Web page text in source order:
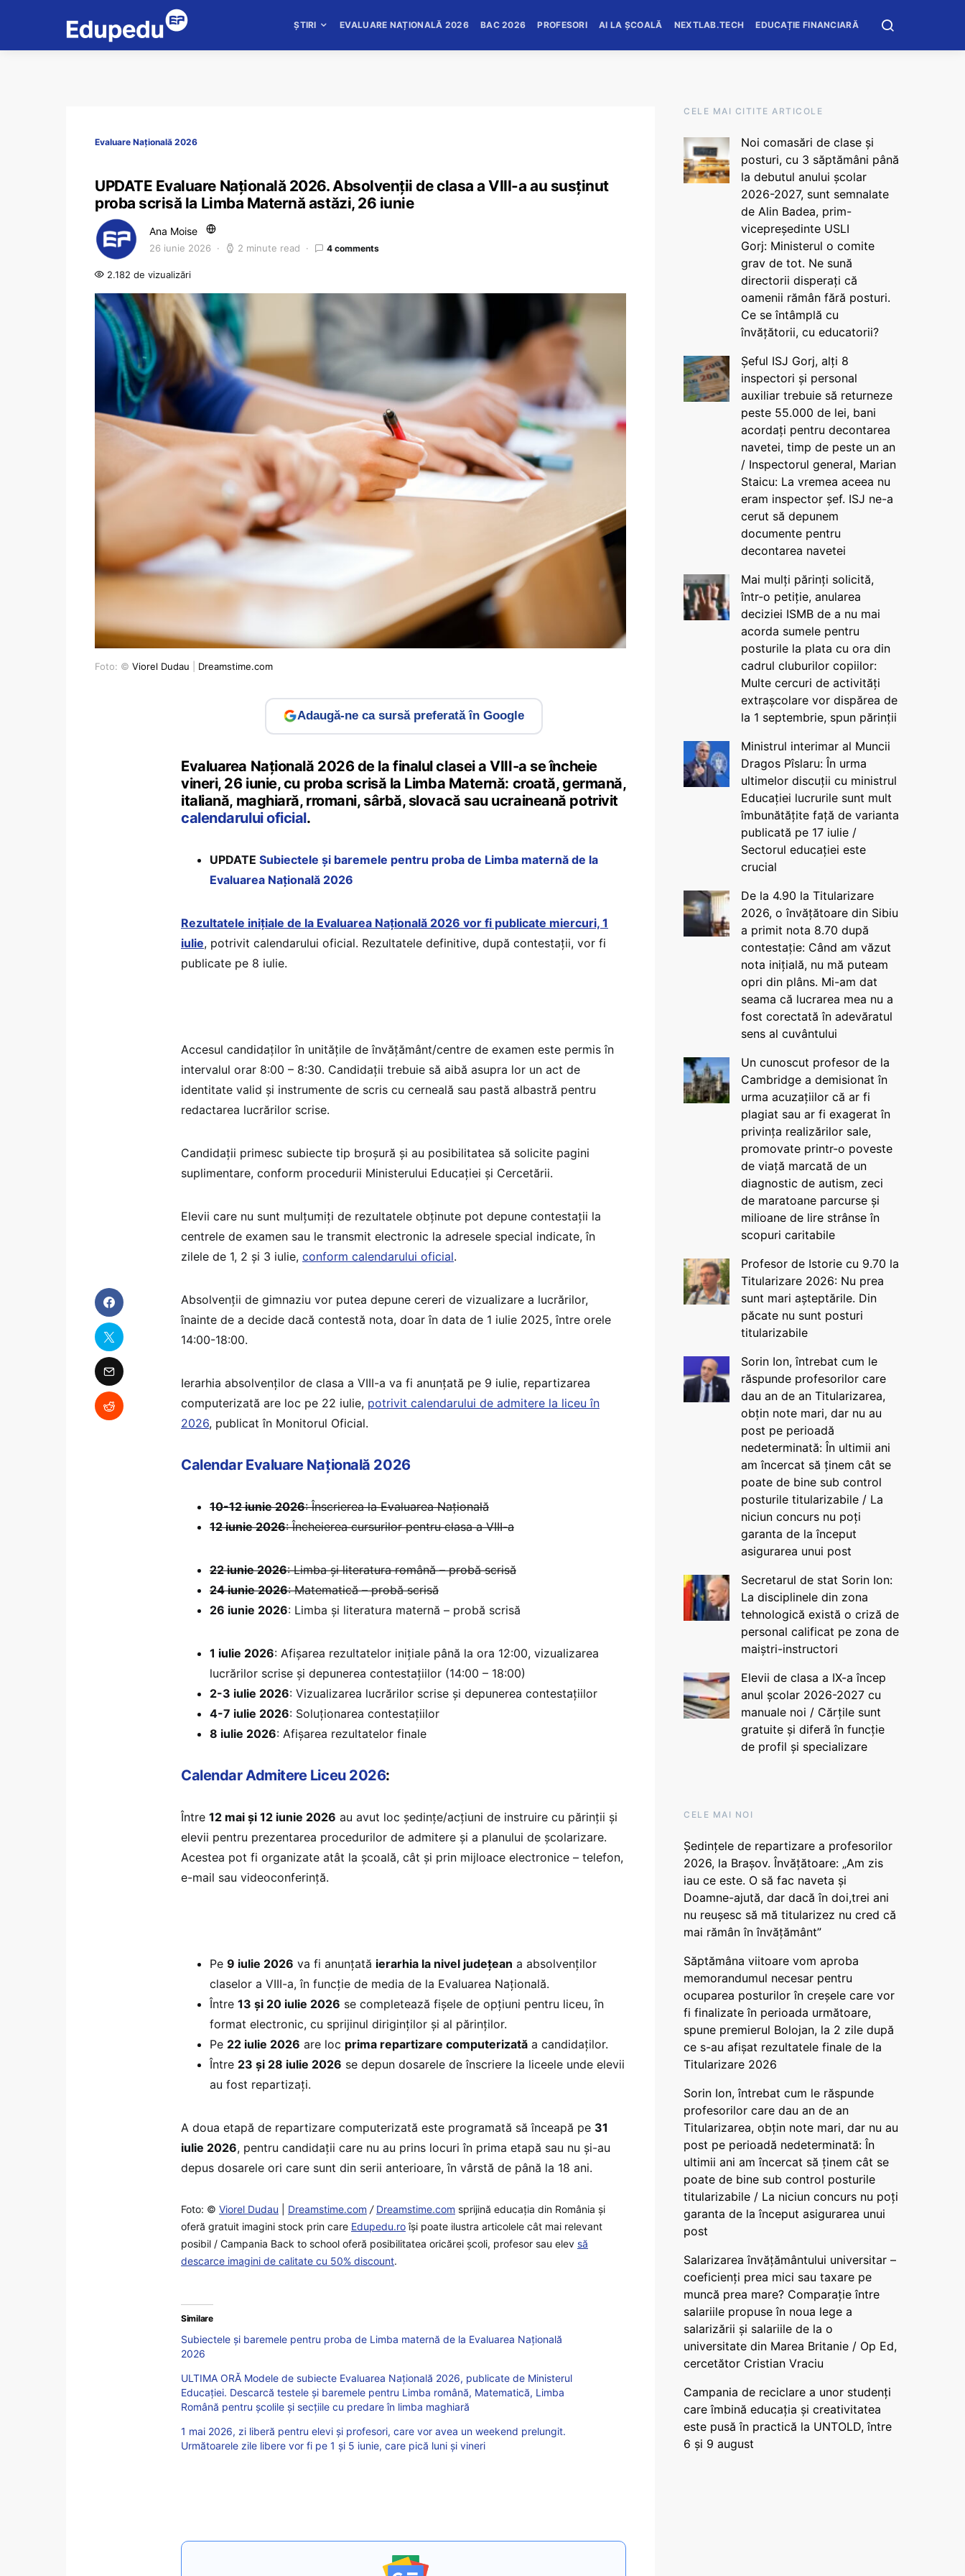
ȘTIRI EVALUARE NAȚIONALĂ 2026 BAC 2026 PROFESORI AI LA ȘCOALĂ NEXTLAB.TECH EDUCAȚIE FINANCIARĂ
Evaluare Națională 2026
UPDATE Evaluare Națională 2026. Absolvenții de clasa a VIII-a au susținut
proba scrisă la Limba Maternă astăzi, 26 iunie
Ana Moise
26 iunie 2026 2 minute read 4 comments
2.182 de vizualizări
Foto: © Viorel Dudau Dreamstime.com
Adaugă-ne ca sursă preferată în Google
Evaluarea Națională 2026 de la finalul clasei a VIII-a se încheie
vineri, 26 iunie, cu proba scrisă la Limba Maternă: croată, germană,
italiană, maghiară, rromani, sârbă, slovacă sau ucraineană potrivit
calendarului oficial.
UPDATE Subiectele și baremele pentru proba de Limba maternă de la
Evaluarea Națională 2026
Rezultatele inițiale de la Evaluarea Națională 2026 vor fi publicate miercuri, 1
iulie, potrivit calendarului oficial. Rezultatele definitive, după contestații, vor fi
publicate pe 8 iulie.
Accesul candidaților în unitățile de învățământ/centre de examen este permis în
intervalul orar 8:00 – 8:30. Candidații trebuie să aibă asupra lor un act de
identitate valid și instrumente de scris cu cerneală sau pastă albastră pentru
redactarea lucrărilor scrise.
Candidații primesc subiecte tip broșură și au posibilitatea să solicite pagini
suplimentare, conform procedurii Ministerului Educației și Cercetării.
Elevii care nu sunt mulțumiți de rezultatele obținute pot depune contestații la
centrele de examen sau le transmit electronic la adresele special indicate, în
zilele de 1, 2 și 3 iulie, conform calendarului oficial.
Absolvenții de gimnaziu vor putea depune cereri de vizualizare a lucrărilor,
înainte de a decide dacă contestă nota, doar în data de 1 iulie 2025, între orele
14:00-18:00.
Ierarhia absolvenților de clasa a VIII-a va fi anunțată pe 9 iulie, repartizarea
computerizată are loc pe 22 iulie, potrivit calendarului de admitere la liceu în
2026, publicat în Monitorul Oficial.
Calendar Evaluare Națională 2026
10-12 iunie 2026: Înscrierea la Evaluarea Națională
12 iunie 2026: Încheierea cursurilor pentru clasa a VIII-a
22 iunie 2026: Limba și literatura română – probă scrisă
24 iunie 2026: Matematică – probă scrisă
26 iunie 2026: Limba și literatura maternă – probă scrisă
1 iulie 2026: Afișarea rezultatelor inițiale până la ora 12:00, vizualizarea
lucrărilor scrise și depunerea contestațiilor (14:00 – 18:00)
2-3 iulie 2026: Vizualizarea lucrărilor scrise și depunerea contestațiilor
4-7 iulie 2026: Soluționarea contestațiilor
8 iulie 2026: Afișarea rezultatelor finale
Calendar Admitere Liceu 2026:
Între 12 mai și 12 iunie 2026 au avut loc ședinţe/acțiuni de instruire cu părinţii şi
elevii pentru prezentarea procedurilor de admitere şi a planului de școlarizare.
Acestea pot fi organizate atât la școală, cât și prin mijloace electronice – telefon,
e-mail sau videoconferință.
Pe 9 iulie 2026 va fi anunţată ierarhia la nivel judeţean a absolvenţilor
claselor a VIII-a, în funcție de media de la Evaluarea Națională.
Între 13 și 20 iulie 2026 se completează fișele de opțiuni pentru liceu, în
format electronic, cu sprijinul diriginților și al părinților.
Pe 22 iulie 2026 are loc prima repartizare computerizată a candidaților.
Între 23 și 28 iulie 2026 se depun dosarele de înscriere la liceele unde elevii
au fost repartizați.
A doua etapă de repartizare computerizată este programată să înceapă pe 31
iulie 2026, pentru candidații care nu au prins locuri în prima etapă sau nu și-au
depus dosarele ori care sunt din serii anterioare, în vârstă de până la 18 ani.
Foto: © Viorel Dudau Dreamstime.com / Dreamstime.com sprijină educaţia din România şi
oferă gratuit imagini stock prin care Edupedu.roîşi poate ilustra articolele cât mai relevant
posibil / Campania Back to school oferă posibilitatea oricărei școli, profesor sau elev să
descarce imagini de calitate cu 50% discount.
Similare
Subiectele și baremele pentru proba de Limba maternă de la Evaluarea Națională
2026
ULTIMA ORĂ Modele de subiecte Evaluarea Națională 2026, publicate de Ministerul
Educației. Descarcă testele și baremele pentru Limba română, Matematică, Limba
Română pentru școlile și secțiile cu predare în limba maghiară
1 mai 2026, zi liberă pentru elevi și profesori, care vor avea un weekend prelungit.
Următoarele zile libere vor fi pe 1 și 5 iunie, care pică luni și vineri
CELE MAI CITITE ARTICOLE
Noi comasări de clase și
posturi, cu 3 săptămâni până
la debutul anului școlar
2026-2027, sunt semnalate
de Alin Badea, prim-
vicepreședinte USLI
Gorj: Ministerul o comite
grav de tot. Ne sună
directorii disperați că
oamenii rămân fără posturi.
Ce se întâmplă cu
învățătorii, cu educatorii?
Șeful ISJ Gorj, alți 8
inspectori și personal
auxiliar trebuie să returneze
peste 55.000 de lei, bani
acordați pentru decontarea
navetei, timp de peste un an
/ Inspectorul general, Marian
Staicu: La vremea aceea nu
eram inspector șef. ISJ ne-a
cerut să depunem
documente pentru
decontarea navetei
Mai mulți părinți solicită,
într-o petiție, anularea
deciziei ISMB de a nu mai
acorda sumele pentru
posturile la plata cu ora din
cadrul cluburilor copiilor:
Multe cercuri de activități
extrașcolare vor dispărea de
la 1 septembrie, spun părinții
Ministrul interimar al Muncii
Dragos Pîslaru: În urma
ultimelor discuții cu ministrul
Educației lucrurile sunt mult
îmbunătățite față de varianta
publicată pe 17 iulie /
Sectorul educației este
crucial
De la 4.90 la Titularizare
2026, o învățătoare din Sibiu
a primit nota 8.70 după
contestație: Când am văzut
nota inițială, nu mă puteam
opri din plâns. Mi-am dat
seama că lucrarea mea nu a
fost corectată în adevăratul
sens al cuvântului
Un cunoscut profesor de la
Cambridge a demisionat în
urma acuzațiilor că ar fi
plagiat sau ar fi exagerat în
privința realizărilor sale,
promovate printr-o poveste
de viață marcată de un
diagnostic de autism, zeci
de maratoane parcurse și
milioane de lire strânse în
scopuri caritabile
Profesor de Istorie cu 9.70 la
Titularizare 2026: Nu prea
sunt mari așteptările. Din
păcate nu sunt posturi
titularizabile
Sorin Ion, întrebat cum le
răspunde profesorilor care
dau an de an Titularizarea,
obțin note mari, dar nu au
post pe perioadă
nedeterminată: În ultimii ani
am încercat să ținem cât se
poate de bine sub control
posturile titularizabile / La
niciun concurs nu poți
garanta de la început
asigurarea unui post
Secretarul de stat Sorin Ion:
La disciplinele din zona
tehnologică există o criză de
personal calificat pe zona de
maiștri-instructori
Elevii de clasa a IX-a încep
anul școlar 2026-2027 cu
manuale noi / Cărțile sunt
gratuite și diferă în funcție
de profil și specializare
CELE MAI NOI
Ședințele de repartizare a profesorilor
2026, la Brașov. Învățătoare: „Am zis
iau ce este. O să fac naveta și
Doamne-ajută, dar dacă în doi,trei ani
nu reușesc să mă titularizez nu cred că
mai rămân în învățământ”
Săptămâna viitoare vom aproba
memorandumul necesar pentru
ocuparea posturilor în creșele care vor
fi finalizate în perioada următoare,
spune premierul Bolojan, la 2 zile după
ce s-au afișat rezultatele finale de la
Titularizare 2026
Sorin Ion, întrebat cum le răspunde
profesorilor care dau an de an
Titularizarea, obțin note mari, dar nu au
post pe perioadă nedeterminată: În
ultimii ani am încercat să ținem cât se
poate de bine sub control posturile
titularizabile / La niciun concurs nu poți
garanta de la început asigurarea unui
post
Salarizarea învățământului universitar –
coeficienți prea mici sau taxare pe
muncă prea mare? Comparație între
salariile propuse în noua lege a
salarizării și salariile de la o
universitate din Marea Britanie / Op Ed,
cercetător Cristian Vraciu
Campania de reciclare a unor studenți
care îmbină educația și creativitatea
este pusă în practică la UNTOLD, între
6 și 9 august